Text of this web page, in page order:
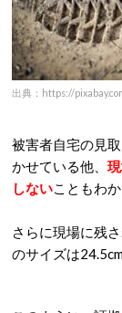
出典：https://
被害者自宅の見
かせている他、
しないこともわ
さらに現場に残
のサイズは